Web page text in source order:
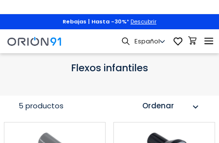
Rebajas | Hasta -30%* Descubrir
Flexos escritorio Flexos por estilo Flexos infantiles
Flexos infantiles
Ordenar expand_more
5 productos